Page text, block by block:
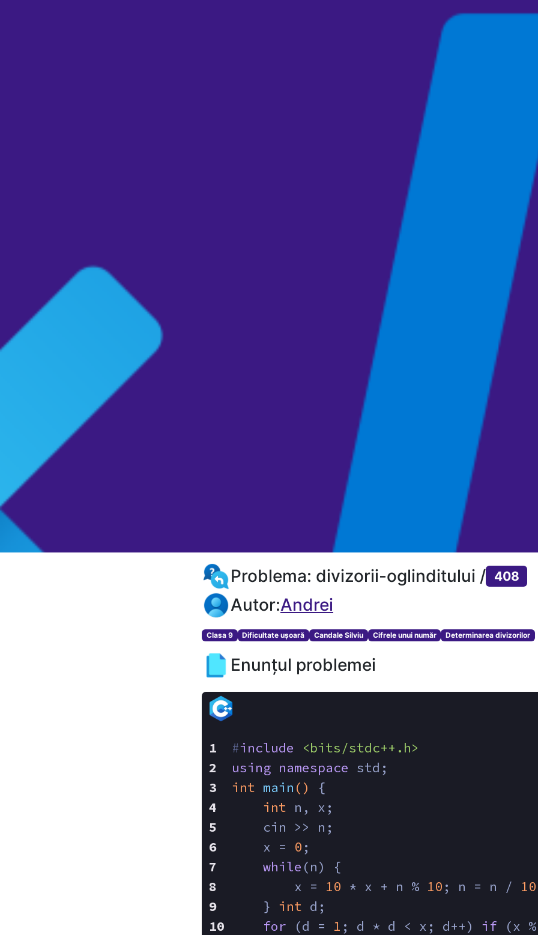
Problema: divizorii-oglinditului / 408
Autor:Andrei
Clasa 9 Dificultate ușoară Candale Silviu Cifrele unui număr Determinarea divizorilor
Enunțul problemei
#include
<bits/stdc++.h>
using namespace std;
int main ()
{
int n, x;
    cin >> n;
    x =
0 ;
while (n) {
        x =
10 * x + n % 10 ; n = n / 10
    }
int d;
for (d = 1 ; d * d < x; d++) if (x